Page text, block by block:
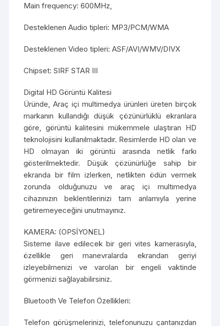
Main frequency: 600MHz,
Desteklenen Audio tipleri: MP3/PCM/WMA
Desteklenen Video tipleri: ASF/AVI/WMV/DIVX
Chipset: SIRF STAR III
Digital HD Görüntü Kalitesi
Üründe, Araç içi multimedya ürünleri üreten birçok
markanın kullandığı düşük çözünürlüklü ekranlara
göre, görüntü kalitesini mükemmele ulaştıran HD
teknolojisini kullanılmaktadır. Resimlerde HD olan ve
HD olmayan iki görüntü arasında netlik farkı
gösterilmektedir. Düşük çözünürlüğe sahip bir
ekranda bir film izlerken, netlikten ödün vermek
zorunda olduğunuzu ve araç içi multimedya
cihazınızın beklentilerinizi tam anlamıyla yerine
getiremeyeceğini unutmayınız.
KAMERA: (OPSİYONEL)
Sisteme ilave edilecek bir geri vites kamerasıyla,
özellikle geri manevralarda ekrandan geriyi
izleyebilmenizi ve varolan bir engeli vaktinde
görmenizi sağlayabilirsiniz.
Bluetooth Ve Telefon Özellikleri:
Telefon görüşmelerinizi, telefonunuzu çantanızdan